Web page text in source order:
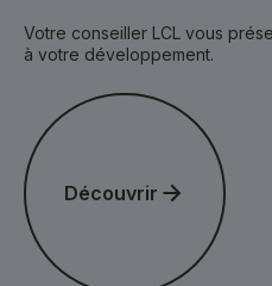
Votre conseiller LCL vous
à votre développement.
Découvrir
Découvrir